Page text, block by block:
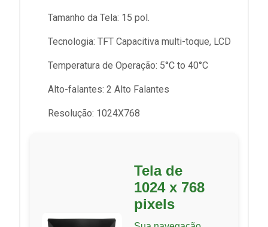
Tamanho da Tela: 15 pol.
Tecnologia: TFT Capacitiva multi-toque, LCD
Temperatura de Operação: 5°C to 40°C
Alto-falantes: 2 Alto Falantes
Resolução: 1024X768
Tela de
1024 x 768
pixels